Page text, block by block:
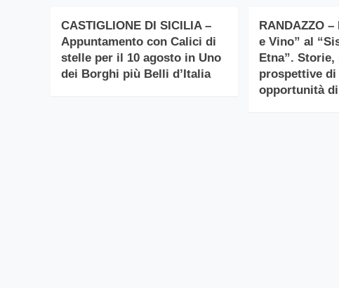
CASTIGLIONE DI SICILIA –
Appuntamento con Calici di
stelle per il 10 agosto in Uno
dei Borghi più Belli d’Italia
RANDAZZO
e Vino” al
Etna”.
prospettive di
opportunità